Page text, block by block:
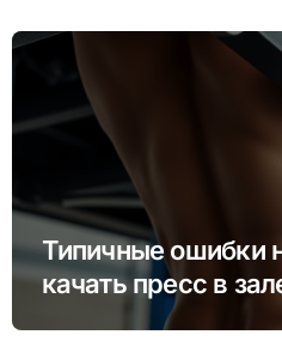
Типичные ошибки
качать пресс в